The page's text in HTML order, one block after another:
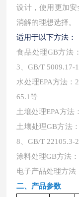
设计，使用更加
消解的理想选择。
适用于以下方法：
食品处理GB方法
3、GB/T 5009.17-
水处理EPA方法：
65.1等
土壤处理EPA方法
土壤处理GB方法
8、GB/T 22105.3-
涂料处理GB方法
电子产品处理方法
二、 产品参数